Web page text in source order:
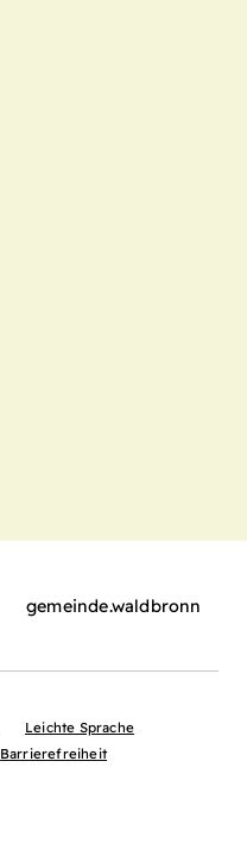
gemeinde.waldbronn
Leichte Sprache
Barrierefreiheit